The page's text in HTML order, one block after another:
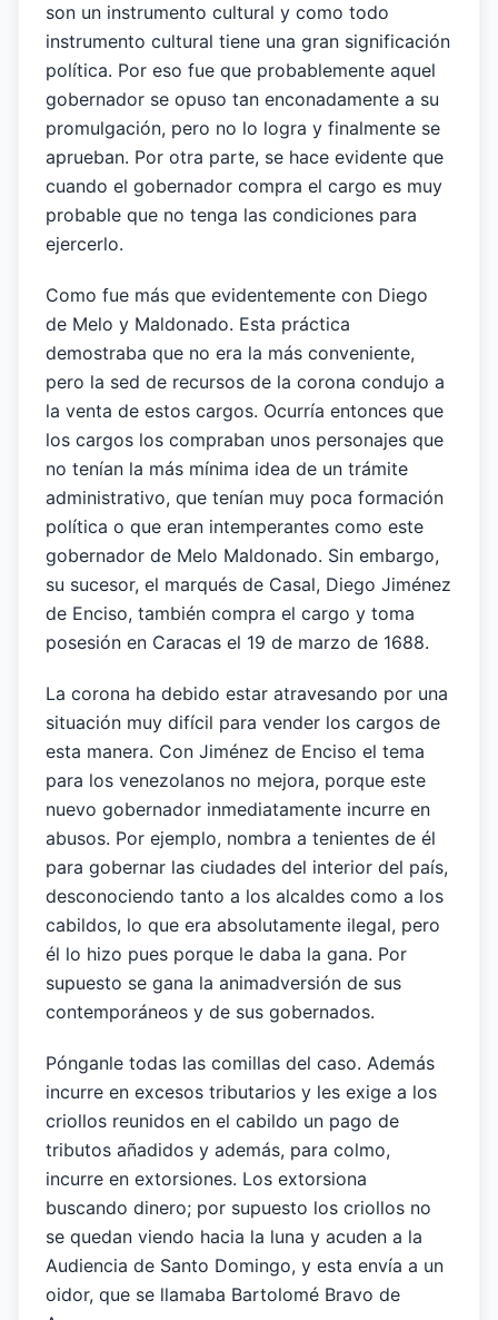
son un instrumento cultural y como todo
instrumento cultural tiene una gran significación
política. Por eso fue que probablemente aquel
gobernador se opuso tan enconadamente a su
promulgación, pero no lo logra y finalmente se
aprueban. Por otra parte, se hace evidente que
cuando el gobernador compra el cargo es muy
probable que no tenga las condiciones para
ejercerlo.
Como fue más que evidentemente con Diego
de Melo y Maldonado. Esta práctica
demostraba que no era la más conveniente,
pero la sed de recursos de la corona condujo a
la venta de estos cargos. Ocurría entonces que
los cargos los compraban unos personajes que
no tenían la más mínima idea de un trámite
administrativo, que tenían muy poca formación
política o que eran intemperantes como este
gobernador de Melo Maldonado. Sin embargo,
su sucesor, el marqués de Casal, Diego Jiménez
de Enciso, también compra el cargo y toma
posesión en Caracas el 19 de marzo de 1688.
La corona ha debido estar atravesando por una
situación muy difícil para vender los cargos de
esta manera. Con Jiménez de Enciso el tema
para los venezolanos no mejora, porque este
nuevo gobernador inmediatamente incurre en
abusos. Por ejemplo, nombra a tenientes de él
para gobernar las ciudades del interior del país,
desconociendo tanto a los alcaldes como a los
cabildos, lo que era absolutamente ilegal, pero
él lo hizo pues porque le daba la gana. Por
supuesto se gana la animadversión de sus
contemporáneos y de sus gobernados.
Pónganle todas las comillas del caso. Además
incurre en excesos tributarios y les exige a los
criollos reunidos en el cabildo un pago de
tributos añadidos y además, para colmo,
incurre en extorsiones. Los extorsiona
buscando dinero; por supuesto los criollos no
se quedan viendo hacia la luna y acuden a la
Audiencia de Santo Domingo, y esta envía a un
oidor, que se llamaba Bartolomé Bravo de